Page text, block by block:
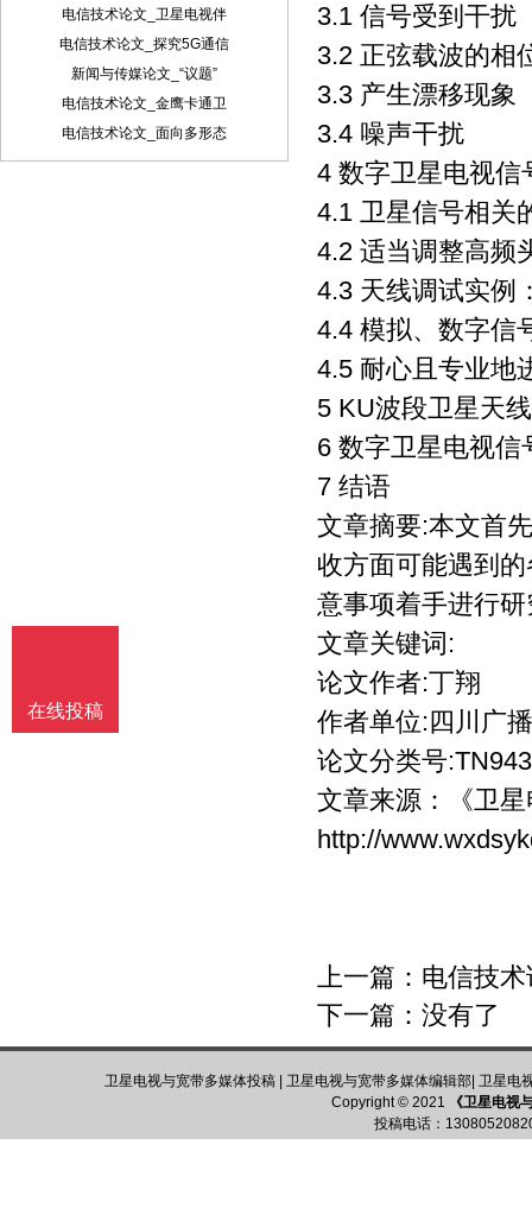
4、 投稿人向我刊所投之作品不得同时向
第三方投送，即不允许一稿多投。 5、 投
包括但不限于：通过网络向公众传播、复
制、摘编、表演、播放、展览、发行、摄
制电影、电视、录像制品、录制录音制
电信技术论文_卫星电视伴
电信技术论文_探究5G通信
新闻与传媒论文_“议题”
电信技术论文_金鹰卡通卫
电信技术论文_面向多形态
3.1 信号受到干扰
3.2 正弦载波的相
3.3 产生漂移现象
3.4 噪声干扰
4 数字卫星电视信
4.1 卫星信号相关
4.2 适当调整高频
4.3 天线调试实例
4.4 模拟、数字信
4.5 耐心且专业地
5 KU波段卫星天
6 数字卫星电视信
7 结语
文章摘要:本文首
收方面可能遇到
意事项着手进行
文章关键词:
论文作者:丁翔
作者单位:四川广
论文分类号
文章来源：
《卫
http://
上一篇： 电信技
下一篇：没有了
卫星电视与宽带多媒体投稿| 卫星电视与宽带多媒体编辑部| 卫星电
Copyright © 2021
《卫星电视
投稿电话：
在线投稿